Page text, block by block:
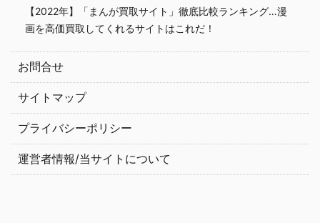
【2022年】「まんが買取サイト」徹底比較ランキング…漫
画を高価買取してくれるサイトはこれだ！
お問合せ
サイトマップ
プライバシーポリシー
運営者情報/当サイトについて